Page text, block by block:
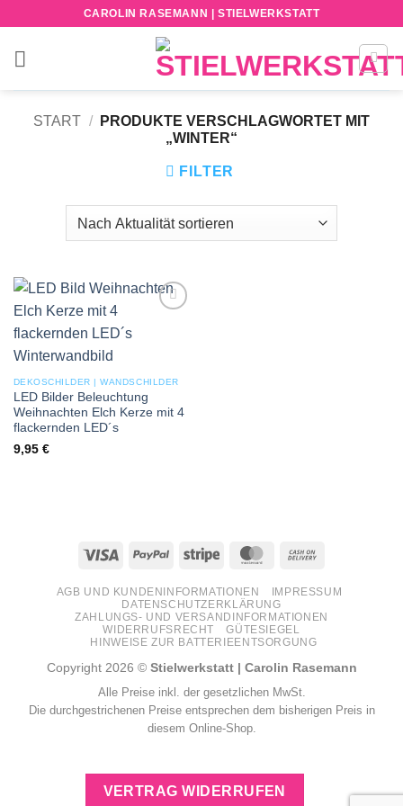
springen
CAROLIN RASEMANN | STIELWERKSTATT
START /
PRODUKTE VERSCHLAGWORTET MIT
„WINTER“
FILTER
DEKOSCHILDER | WANDSCHILDER
LED Bilder Beleuchtung
Weihnachten Elch Kerze mit 4
flackernden LED´s
9,95 €
Visa PayPal Stripe MasterCard
Delivery
AGB UND KUNDENINFORMATIONEN
IMPRESSUM
DATENSCHUTZERKLÄRUNG
ZAHLUNGS- UND VERSANDINFORMATIONEN
WIDERRUFSRECHT
GÜTESIEGEL
HINWEISE ZUR BATTERIEENTSORGUNG
Copyright 2026 © Stielwerkstatt | Carolin Rasemann
Alle Preise inkl. der gesetzlichen MwSt.
Die durchgestrichenen Preise entsprechen dem bisherigen Preis in
diesem Online-Shop.
VERTRAG WIDERRUFEN